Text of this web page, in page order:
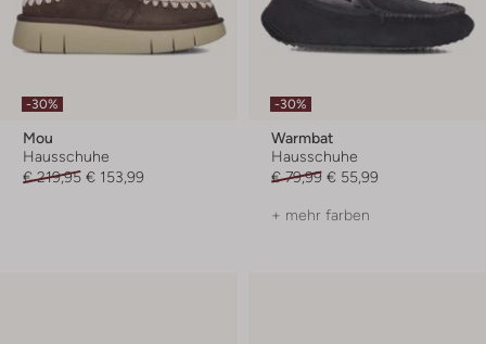
-30%
Mou
Hausschuhe
€ 219,95 € 153,99
-30%
Warmbat
Hausschuhe
€ 79,99 € 55,99
+ mehr farben